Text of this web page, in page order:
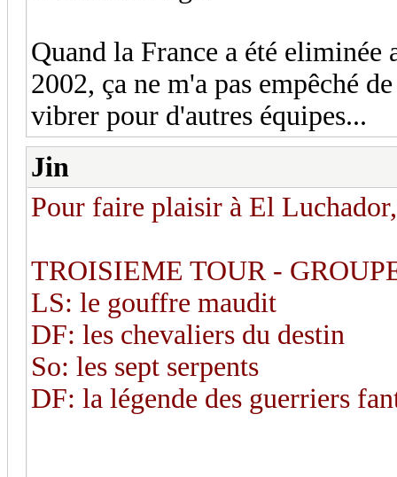
Quand la France a été
2002, ça ne m'a pas empêché
vibrer pour d'autres équipes...
Jin
Pour faire plaisir à El
TROISIEME TOUR -
LS: le gouffre maudit
DF: les chevaliers du destin
So: les sept serpents
DF: la légende des guerriers